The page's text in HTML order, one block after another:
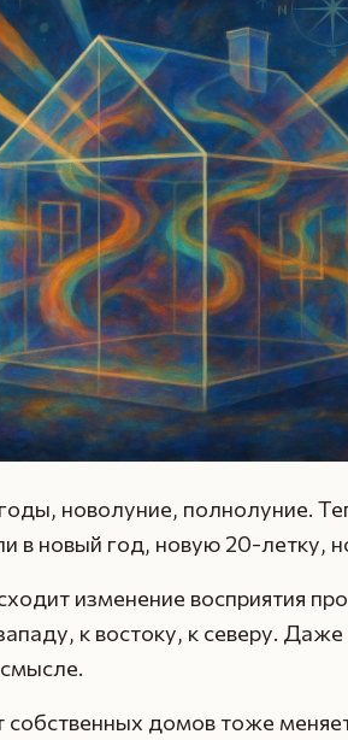
новолуние, полнолуние.
в новый год, новую 20-летку,
изменение восприятия
к востоку, к северу.
домов тоже